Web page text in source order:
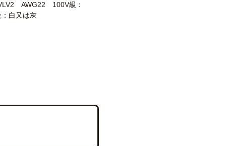
AWG22 100V級：
白又は灰